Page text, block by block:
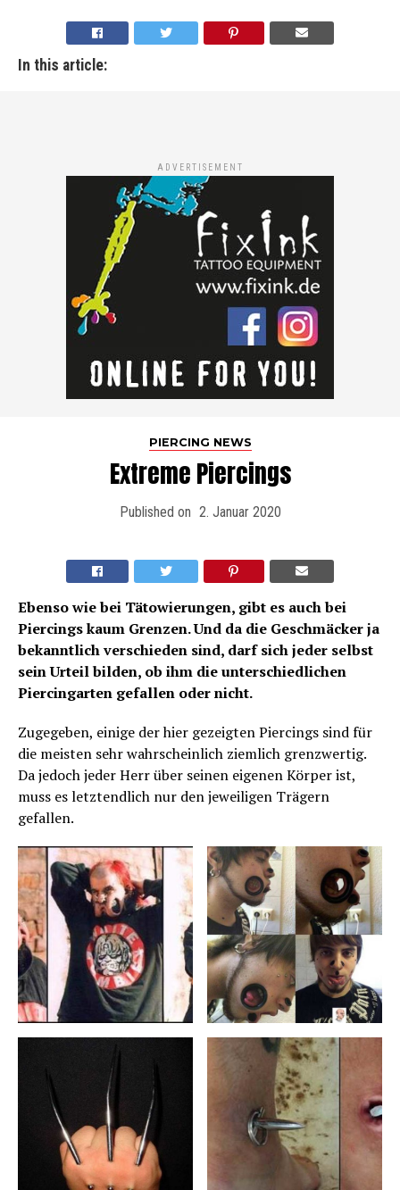
In this article:
ADVERTISEMENT
PIERCING NEWS
Extreme Piercings
Published on 2. Januar 2020
Ebenso wie bei Tätowierungen, gibt es auch bei
Piercings kaum Grenzen. Und da die Geschmäcker ja
bekanntlich verschieden sind, darf sich jeder selbst
sein Urteil bilden, ob ihm die unterschiedlichen
Piercingarten gefallen oder nicht.
Zugegeben, einige der hier gezeigten Piercings sind für
die meisten sehr wahrscheinlich ziemlich grenzwertig.
Da jedoch jeder Herr über seinen eigenen Körper ist,
muss es letztendlich nur den jeweiligen Trägern
gefallen.